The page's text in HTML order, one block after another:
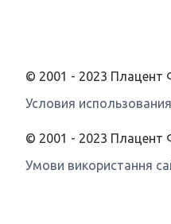
© 2001 - 2023
Условия
© 2001 - 2023
Умови використання